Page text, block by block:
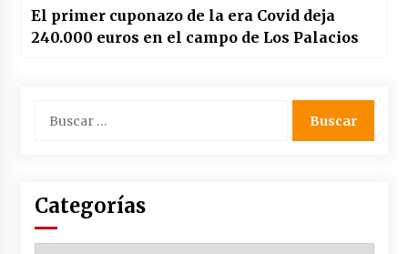
El primer cuponazo de la era Covid deja
240.000 euros en el campo de Los Palacios
Categorías